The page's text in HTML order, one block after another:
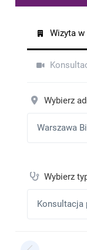
Kolejna wizyta.
Agnieszka•
Polecam, bardzo
Agnieszka •
Bardzo
Małgorzata
Adam•
Kolejna wizyta i